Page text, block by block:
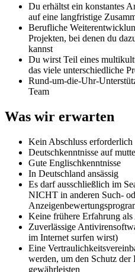
Du erhältst ein konstantes
auf eine langfristige
Berufliche
Projekten, bei denen du
kannst
Du wirst Teil eines
das viele unterschiedliche
Rund-um-die-Uhr-
Team
Was wir erwarten
Kein Abschluss erforderlich
Deutschkenntnisse auf
Gute Englischkenntnisse
In Deutschland ansässig
Es darf ausschließlich im
NICHT in anderen Such-
Keine frühere Erfahrung
Zuverlässige
im Internet surfen wirst)
Eine
werden, um den Schutz
gewährleisten